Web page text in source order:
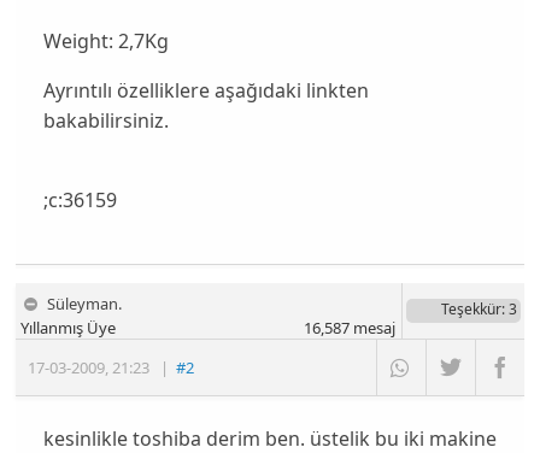
Weight: 2,7Kg
Ayrıntılı özelliklere aşağıdaki linkten
bakabilirsiniz.
;c:36159
Süleyman.
17-03-2009,21:23 |#2
Yıllanmış Üye
Teşekkür: 3
16,587mesaj
kesinlikle toshiba derim ben. üstelik bu iki makine